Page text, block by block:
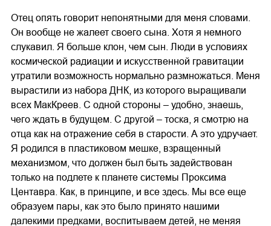
Отец опять говорит непонятными для меня словами.
Он вообще не жалеет своего сына. Хотя я немного
слукавил. Я больше клон, чем сын. Люди в условиях
космической радиации и искусственной гравитации
утратили возможность нормально размножаться. Меня
вырастили из набора ДНК, из которого выращивали
всех МакКреев. С одной стороны – удобно, знаешь,
чего ждать в будущем. С другой – тоска, я смотрю на
отца как на отражение себя в старости. А это удручает.
Я родился в пластиковом мешке, взращенный
механизмом, что должен был быть задействован
только на подлете к планете системы Проксима
Центавра. Как, в принципе, и все здесь. Мы все еще
образуем пары, как это было принято нашими
далекими предками, воспитываем детей, не меняя